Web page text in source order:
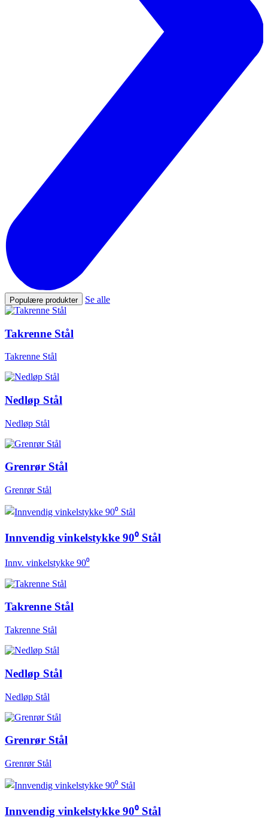
Populære produkter Se alle
Takrenne Stål
Takrenne Stål
Nedløp Stål
Nedløp Stål
Grenrør Stål
Grenrør Stål
Innvendig vinkelstykke 90⁰ Stål
Innv. vinkelstykke 90⁰
Takrenne Stål
Takrenne Stål
Nedløp Stål
Nedløp Stål
Grenrør Stål
Grenrør Stål
Innvendig vinkelstykke 90⁰ Stål